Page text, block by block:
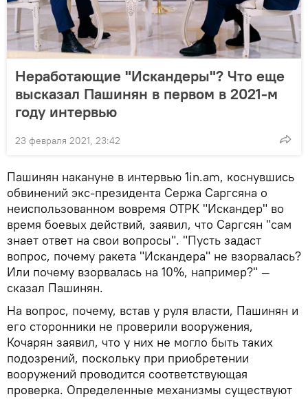
Неработающие "Искандеры"? Что ещe
высказал Пашинян в первом в 2021-м
году интервью
23 февраля 2021, 23:42
Пашинян накануне в интервью 1in.am, коснувшись
обвинений экс-президента Сержа Саргсяна о
неиспользованном вовремя ОТРК "Искандер" во
время боевых действий, заявил, что Саргсян "сам
знает ответ на свои вопросы". "Пусть задаст
вопрос, почему ракета "Искандера" не взорвалась?
Или почему взорвалась на 10%, например?" —
сказал Пашинян.
На вопрос, почему, встав у руля власти, Пашинян и
его сторонники не проверили вооружения,
Кочарян заявил, что у них не могло быть таких
подозрений, поскольку при приобретении
вооружений проводится соответствующая
проверка. Определенные механизмы существуют